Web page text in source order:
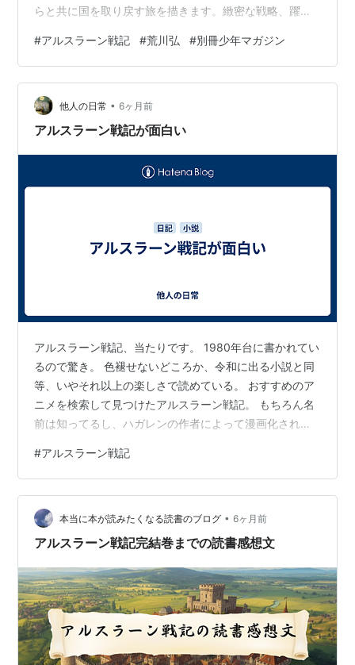
らと共に国を取り戻す旅を描きます。緻密な戦略、躍動
融合した、全世代が熱くなれる最高傑作です。
#アルスラーン戦記 #荒川弘 #別冊少年マガジン
他人の日常 • 6ヶ月前
アルスラーン戦記が面白い
アルスラーン戦記、当たりです。 1980年台に書かれてい
るので驚き。 色褪せないどころか、令和に出る小説と同
等、いやそれ以上の楽しさで読めている。 おすすめのア
ニメを検索して見つけたアルスラーン戦記。 もちろん名
前は知ってるし、ハガレンの作者によって漫画化されて
が原作とのこと。 これは原作読むしかないと、小説で読
んでいます。 全16巻の今7巻を読んでいるけど、全然面
白さがペースダウンしない。中弛みが一切無い。凄すぎ
個性豊かで愛着湧く主人公キャラたち。敵のキャラも際
立ってて良いです。 他に積読している小説あるのに読み
#アルスラーン戦記
本当に本が読みたくなる読書のブログ • 6ヶ月前
アルスラーン戦記完結巻までの読書感想文